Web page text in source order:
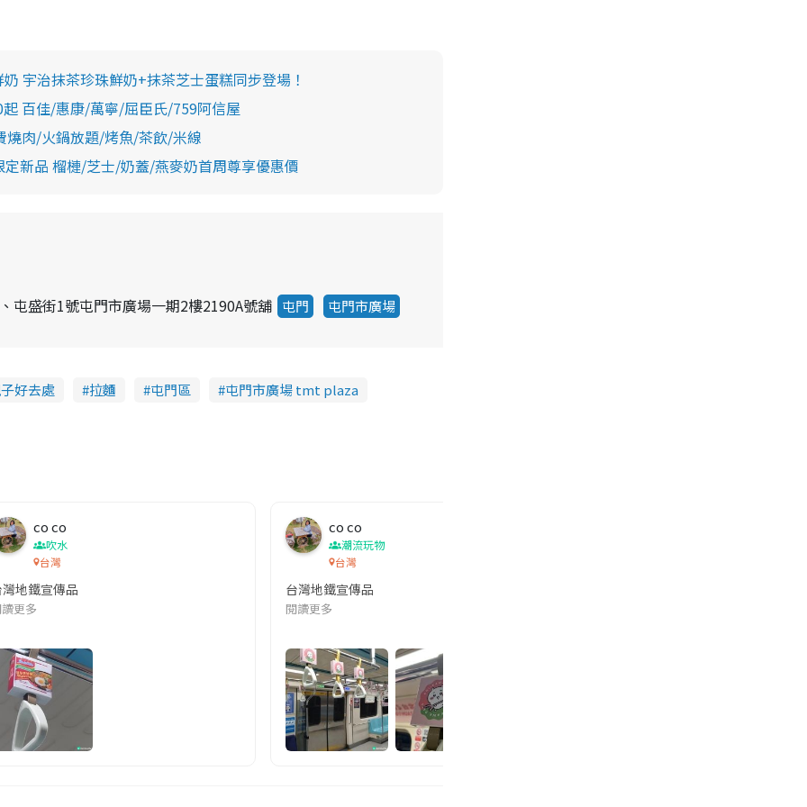
宇治抹茶珍珠鮮奶+抹茶芝士蛋糕同步登場！
百佳/惠康/萬寧/屈臣氏/759阿信屋
燒肉/火鍋放題/烤魚/茶飲/米線
新品 榴槤/芝士/奶蓋/燕麥奶首周尊享優惠價
屯盛街1號屯門市廣場一期2樓2190A號舖 屯門 屯門市廣場
好去處 拉麵 屯門區 屯門市廣場 tmt plaza
本改編自同名網絡漫畫,故事主軸圍繞女主角柳寶娜 —— 表面上是一間公司的職員,但其實暗地裡是負責處決逃過法網罪犯的阻擊手｡ 劇情從
co co
吹水
台灣
地鐵宣傳品
更多
co co
潮流玩物
台灣
台灣地鐵宣傳品
閱讀更多